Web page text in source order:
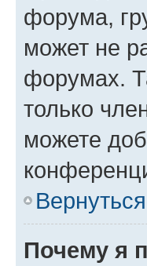
форума,
может не
форумах.
только
можете
Почему я